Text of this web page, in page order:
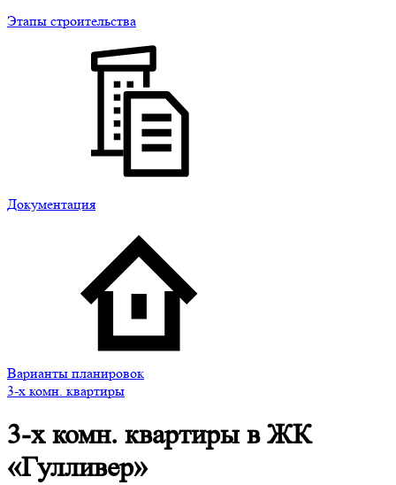
Этапы строительства
Документация
Варианты планировок
3-х комн. квартиры
3-х комн. квартиры в ЖК
«Гулливер»